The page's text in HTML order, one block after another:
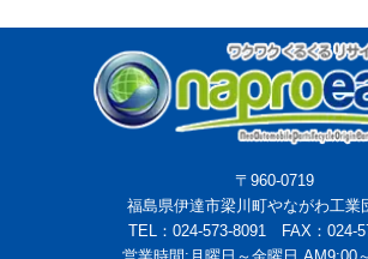
〒960-0719
福島県伊達市梁川町やながわ工業
TEL：024-573-8091 FAX：024-